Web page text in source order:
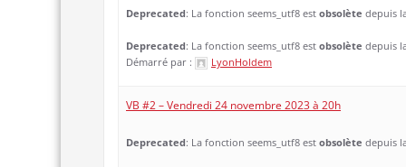
Deprecated: La fonction seems_utf8 est obsolète depuis
Deprecated: La fonction seems_utf8 est obsolète depuis
Démarré par :
LyonHoldem
VB #2 – Vendredi 24 novembre 2023 à 20h
Deprecated: La fonction seems_utf8 est obsolète depuis